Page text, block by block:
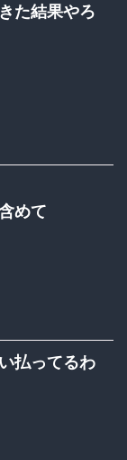
た結果やろ
めて
払ってるわ